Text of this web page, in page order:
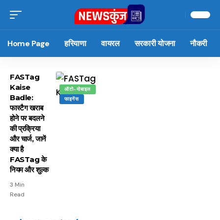
Home Page हरियाणा वायरल सरकारी योजना नौकरी
ऑटो-मोबाइल
फाइनेंस
FASTag
Kaise
Badle:
फास्टैग खराब
होने पर बदलने
की प्रक्रिया
और चार्ज, जानें
क्या है
FASTag के
नियम और शुल्क
3 Min
Read
15 नवंबर से लागू होंगे